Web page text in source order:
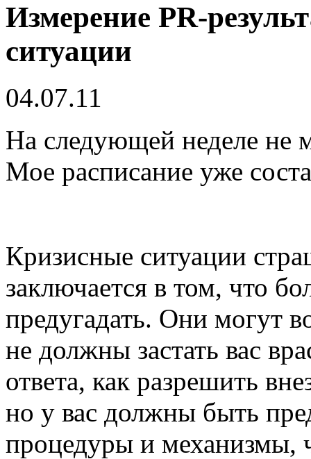
Измерение PR-
ситуации
04.07.11
На следующей неделе не
Мое расписание уже
Кризисные ситуации
заключается в том, что
предугадать. Они могут
не должны застать вас
ответа, как разрешить
но у вас должны быть
процедуры и механизмы,